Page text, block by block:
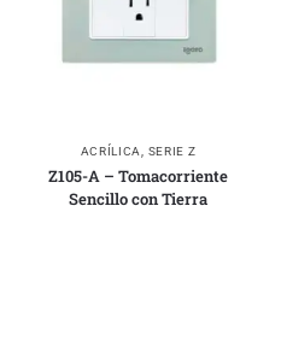
ACRÍLICA SERIE Z
Z105-A – Tomacorriente
Sencillo con Tierra